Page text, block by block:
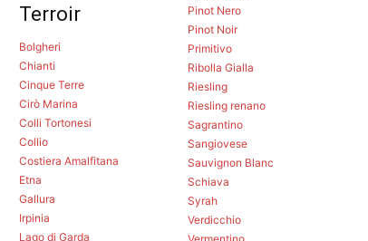
Terroir
Bolgheri
Chianti
Cinque Terre
Cirò Marina
Colli Tortonesi
Collio
Costiera Amalfitana
Etna
Gallura
Irpinia
Lago di Garda
Pinot Nero
Pinot Noir
Primitivo
Ribolla Gialla
Riesling
Riesling renano
Sagrantino
Sangiovese
Sauvignon Blanc
Schiava
Syrah
Verdicchio